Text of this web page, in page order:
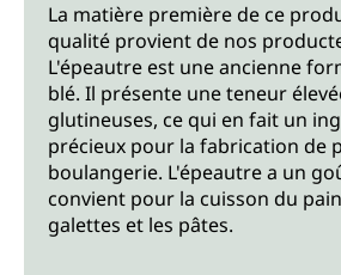
La matière première de ce
qualité provient de nos
L'épeautre est une ancienne
blé. Il présente une teneur
glutineuses, ce qui en fait un
précieux pour la fabrication de
boulangerie. L'épeautre a un
convient pour la cuisson du
galettes et les pâtes.